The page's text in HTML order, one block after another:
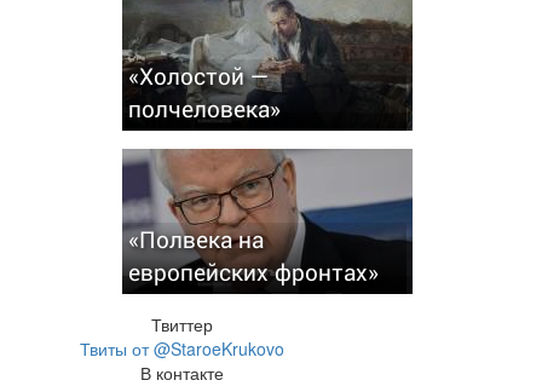
«Холостой —
полчеловека»
«Полвека на
европейских фронтах»
Твиттер
Твиты от @StaroeKrukovo
В контакте